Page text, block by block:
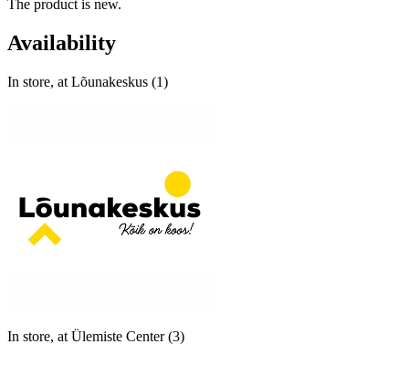
The product is new.
Availability
In store, at Lõunakeskus (1)
In store, at Ülemiste Center (3)